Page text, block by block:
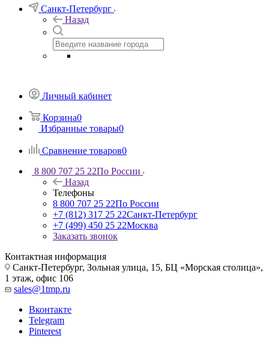
Санкт-Петербург
Назад
Личный кабинет
Корзина0
Избранные товары0
Сравнение товаров0
8 800 707 25 22По России
Назад
Телефоны
8 800 707 25 22По России
+7 (812) 317 25 22Санкт-Петербург
+7 (499) 450 25 22Москва
Заказать звонок
Контактная информация
Санкт-Петербург, Зольная улица, 15, БЦ «Морская столица»,
1 этаж, офис 106
sales@1tmp.ru
Вконтакте
Telegram
Pinterest